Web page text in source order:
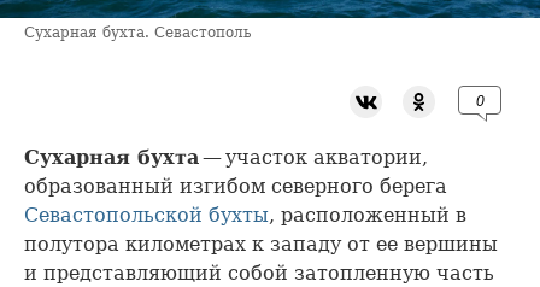
Сухарная бухта. Севастополь
0
Сухарная бухта — участок акватории,
образованный изгибом северного берега
Севастопольской бухты, расположенный в
полутора километрах к западу от ее вершины
и представляющий собой затопленную часть